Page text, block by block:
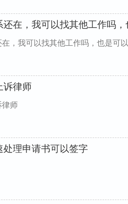
在，我可以找其他工作吗
，我可以找其他工作吗，也是可
诉律师
律师
理申请书可以签字